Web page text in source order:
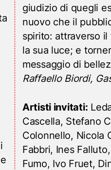
giudizio di quegli
nuovo che il
spirito: attraverso il
la sua luce; e
messaggio di
Raffaello Biordi,
Artisti invitati:
Cascella, Stefano
Colonnello, Nicola
Fabbri, Ines
Fumo, Ivo Fruet,